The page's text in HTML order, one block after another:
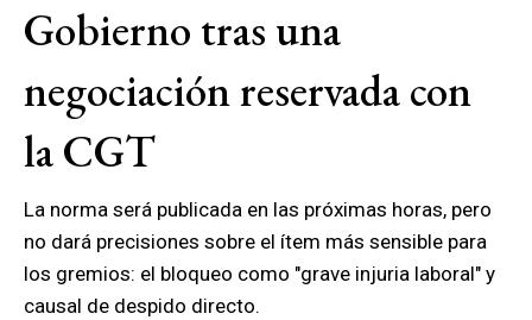
Gobierno tras una
negociación reservada con
la CGT
La norma será publicada en las próximas horas, pero
no dará precisiones sobre el ítem más sensible para
los gremios: el bloqueo como "grave injuria laboral" y
causal de despido directo.